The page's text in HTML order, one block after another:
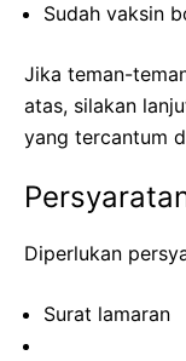
Sudah vaksin
Jika teman-
atas, silakan
yang tercantum
Diperlukan
Surat lamaran